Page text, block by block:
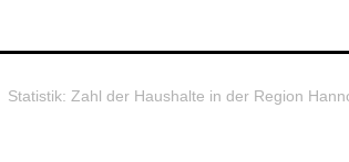
Statistik: Zahl der Haushalte in der Region